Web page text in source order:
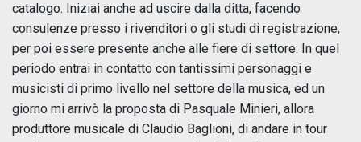
catalogo. Iniziai anche ad uscire dalla ditta, facendo
consulenze presso i rivenditori o gli studi di registrazione,
per poi essere presente anche alle fiere di settore. In quel
periodo entrai in contatto con tantissimi personaggi e
musicisti di primo livello nel settore della musica, ed un
giorno mi arrivò la proposta di Pasquale Minieri, allora
produttore musicale di Claudio Baglioni, di andare in tour